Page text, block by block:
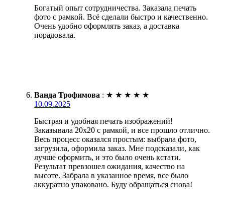
Богатый опыт сотрудничества. Заказала печать
фото с рамкой. Всё сделали быстро и качественно.
Очень удобно оформлять заказ, а доставка
порадовала.
Ванда Трофимова : ★ ★ ★ ★ ★
10.09.2025
Быстрая и удобная печать изображений!
Заказывала 20х20 с рамкой, и все прошло отлично.
Весь процесс оказался простым: выбрала фото,
загрузила, оформила заказ. Мне подсказали, как
лучше оформить, и это было очень кстати.
Результат превзошел ожидания, качество на
высоте. Забрала в указанное время, все было
аккуратно упаковано. Буду обращаться снова!